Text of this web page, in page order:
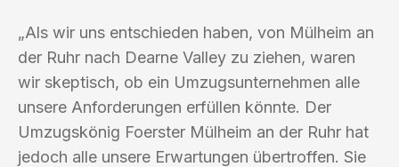
„Als wir uns entschieden haben, von Mülheim an
der Ruhr nach Dearne Valley zu ziehen, waren
wir skeptisch, ob ein Umzugsunternehmen alle
unsere Anforderungen erfüllen könnte. Der
Umzugskönig Foerster Mülheim an der Ruhr hat
jedoch alle unsere Erwartungen übertroffen. Sie